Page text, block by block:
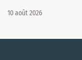
10 août 2026